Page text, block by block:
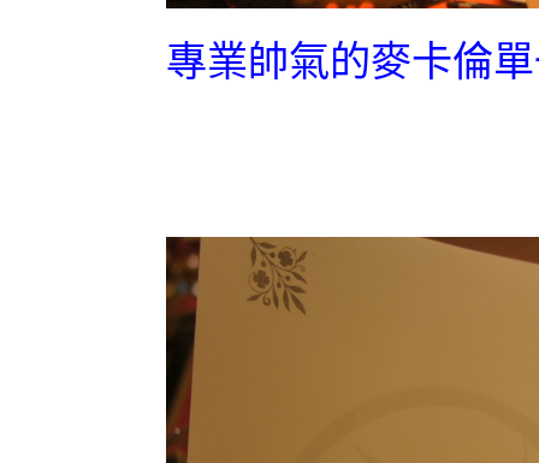
專業帥氣的麥卡倫